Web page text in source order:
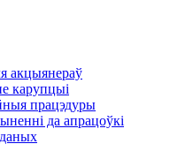
акцыянераў
карупцыі
працэдуры
да апрацоўкі